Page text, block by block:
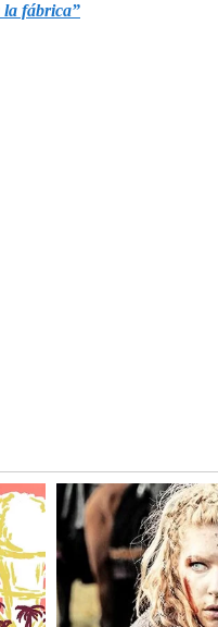
la fábrica”